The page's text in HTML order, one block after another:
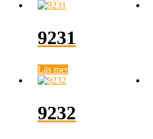
9231
Läs mer
9232